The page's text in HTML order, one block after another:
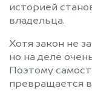
историей
владельца.
Хотя закон не
но на деле
Поэтому
превращается